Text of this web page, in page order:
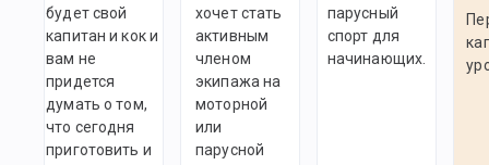
будет свой
капитан и кок и
вам не
придется
думать о том,
что сегодня
приготовить и
хочет стать
активным
членом
экипажа на
моторной
или
парусной
парусный
спорт для
начинающих.